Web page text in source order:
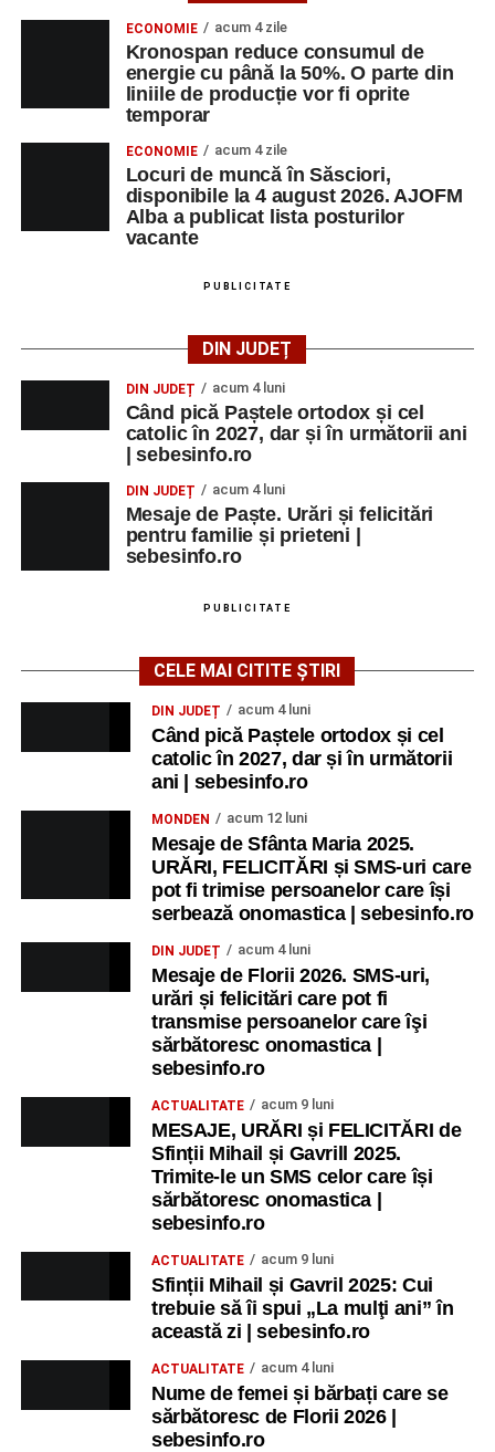
ECONOMIE acum 4 zile
Kronospan reduce consumul de
energie cu până la 50%. O parte din
liniile de producție vor fi oprite
temporar
ECONOMIE acum 4 zile
Locuri de muncă în Săsciori,
disponibile la 4 august 2026. AJOFM
Alba a publicat lista posturilor
vacante
PUBLICITATE
DIN JUDEȚ
DIN JUDEȚ acum 4 luni
Când pică Paștele ortodox și cel
catolic în 2027, dar și în următorii ani
| sebesinfo.ro
DIN JUDEȚ acum 4 luni
Mesaje de Paște. Urări și felicitări
pentru familie și prieteni |
sebesinfo.ro
PUBLICITATE
CELE MAI CITITE ȘTIRI
DIN JUDEȚ acum 4 luni
Când pică Paștele ortodox și cel
catolic în 2027, dar și în următorii
ani | sebesinfo.ro
MONDEN acum 12 luni
Mesaje de Sfânta Maria 2025.
URĂRI, FELICITĂRI și SMS-uri care
pot fi trimise persoanelor care își
serbează onomastica | sebesinfo.ro
DIN JUDEȚ acum 4 luni
Mesaje de Florii 2026. SMS-uri,
urări și felicitări care pot fi
transmise persoanelor care îşi
sărbătoresc onomastica |
sebesinfo.ro
ACTUALITATE acum 9 luni
MESAJE, URĂRI și FELICITĂRI de
Sfinții Mihail și Gavrill 2025.
Trimite-le un SMS celor care își
sărbătoresc onomastica |
sebesinfo.ro
ACTUALITATE acum 9 luni
Sfinții Mihail și Gavril 2025: Cui
trebuie să îi spui „La mulţi ani” în
această zi | sebesinfo.ro
ACTUALITATE acum 4 luni
Nume de femei și bărbați care se
sărbătoresc de Florii 2026 |
sebesinfo.ro